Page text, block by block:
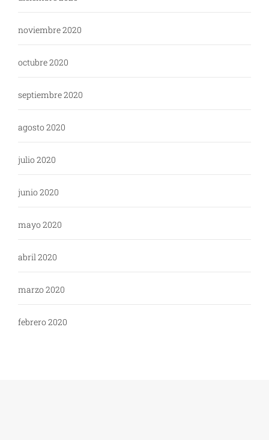
noviembre 2020
octubre 2020
septiembre 2020
agosto 2020
julio 2020
junio 2020
mayo 2020
abril 2020
marzo 2020
febrero 2020